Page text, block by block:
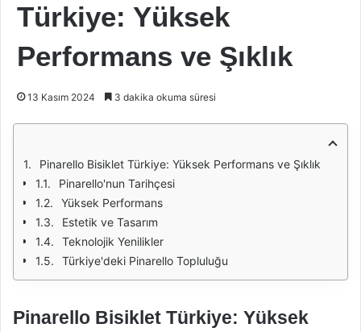
Türkiye: Yüksek
Performans ve Şıklık
13 Kasım 2024 3 dakika okuma süresi
Pinarello Bisiklet Türkiye: Yüksek Performans ve Şıklık
Pinarello'nun Tarihçesi
Yüksek Performans
Estetik ve Tasarım
Teknolojik Yenilikler
Türkiye'deki Pinarello Topluluğu
Pinarello Bisiklet Türkiye: Yüksek